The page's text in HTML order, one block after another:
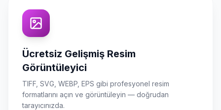
Ücretsiz Gelişmiş Resim
Görüntüleyici
TIFF, SVG, WEBP, EPS gibi profesyonel resim
formatlarını açın ve görüntüleyin — doğrudan
tarayıcınızda.